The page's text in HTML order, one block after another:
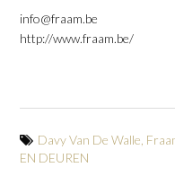
info@fraam.be
http://www.fraam.be/
Davy Van De Walle
EN DEUREN